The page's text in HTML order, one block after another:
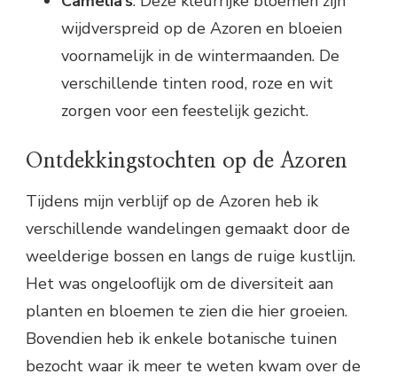
wijdverspreid op de Azoren en bloeien
voornamelijk in de wintermaanden. De
verschillende tinten rood, roze en wit
zorgen voor een feestelijk gezicht.
Ontdekkingstochten op de Azoren
Tijdens mijn verblijf op de Azoren heb ik
verschillende wandelingen gemaakt door de
weelderige bossen en langs de ruige kustlijn.
Het was ongelooflijk om de diversiteit aan
planten en bloemen te zien die hier groeien.
Bovendien heb ik enkele botanische tuinen
bezocht waar ik meer te weten kwam over de